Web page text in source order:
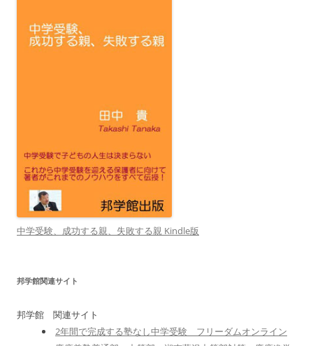
中学受験、成功する親、失敗する親 Kindle版
邦学館関連サイト
邦学館 関連サイト
2年間で完成する塾なし中学受験 フリーダムオンライン